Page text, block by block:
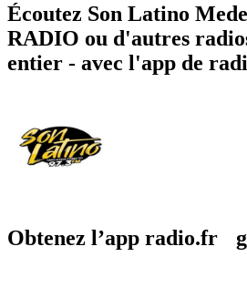
Écoutez Son Latino
RADIO ou d'autres
entier - avec l'app de
Obtenez l’app radio.fr